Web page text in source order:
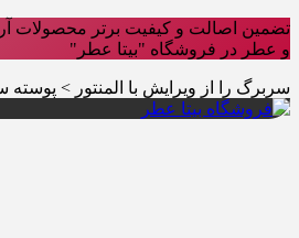
تضمین اصالت و کیفیت برتر محصولات
و عطر در فروشگاه "بیتا عطر"
سربرگ را از ویرایش با المنتور > پوسته